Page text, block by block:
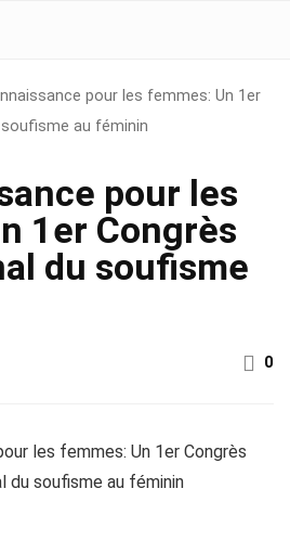
pour les femmes: Un 1er
au féminin
pour les
1er Congrès
du soufisme
0